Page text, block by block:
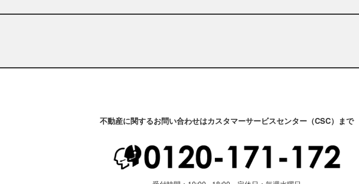
不動産に関するお問い合わせはカスタマーサービスセンター（CSC）まで